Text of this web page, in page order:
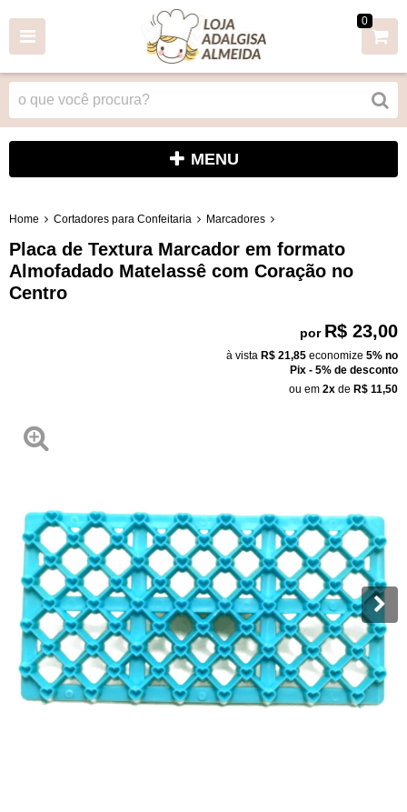
0
MENU
Home Cortadores para Confeitaria Marcadores
Placa de Textura Marcador em formato
Almofadado Matelassê com Coração no
Centro
por R$ 23,00
à vista R$ 21,85 economize 5% no
Pix - 5% de desconto
ou em 2x de R$ 11,50